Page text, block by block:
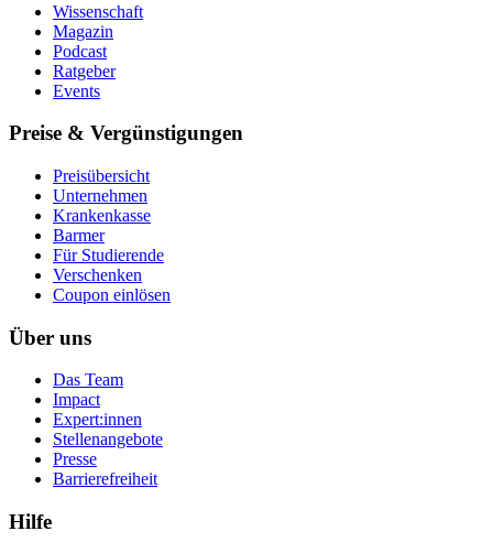
Wissenschaft
Magazin
Podcast
Ratgeber
Events
Preise & Vergünstigungen
Preisübersicht
Unternehmen
Krankenkasse
Barmer
Für Studierende
Ver­schen­ken
Coupon einlösen
Über uns
Das Team
Impact
Expert:innen
Stellenangebote
Presse
Barrierefreiheit
Hilfe